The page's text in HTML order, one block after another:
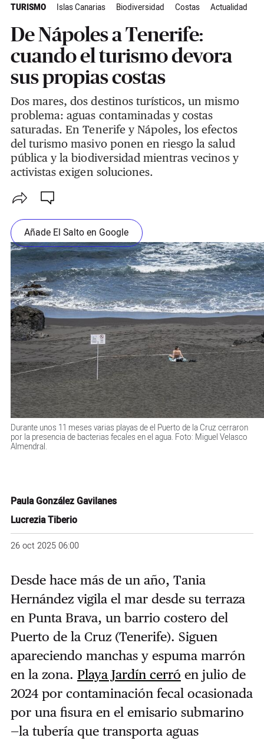
TURISMO Islas Canarias Biodiversidad Costas Actualidad
De Nápoles a Tenerife:
cuando el turismo devora
sus propias costas
Dos mares, dos destinos turísticos, un mismo
problema: aguas contaminadas y costas
saturadas. En Tenerife y Nápoles, los efectos
del turismo masivo ponen en riesgo la salud
pública y la biodiversidad mientras vecinos y
activistas exigen soluciones.
Añade El Salto en Google
Durante unos 11 meses varias playas de el Puerto de la Cruz cerraron
por la presencia de bacterias fecales en el agua. Foto: Miguel Velasco
Almendral.
Paula González Gavilanes
Lucrezia Tiberio
26 oct 2025 06:00
Desde hace más de un año, Tania
Hernández vigila el mar desde su terraza
en Punta Brava, un barrio costero del
Puerto de la Cruz (Tenerife). Siguen
apareciendo manchas y espuma marrón
en la zona. Playa Jardín cerró en julio de
2024 por contaminación fecal ocasionada
por una fisura en el emisario submarino
—la tubería que transporta aguas